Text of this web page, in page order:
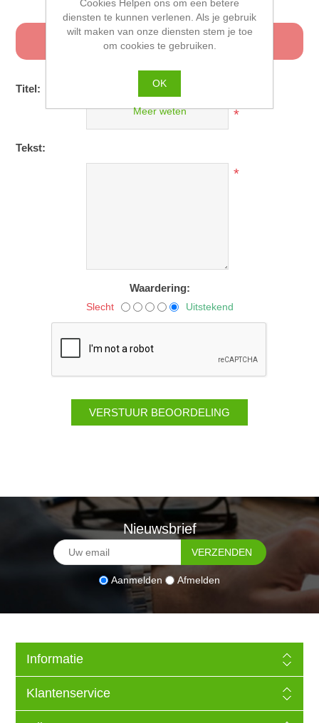
Alleen geregistreerde gebruikers kunnen een
beoordeling schrijven
Titel:
*
Tekst:
*
Waardering:
Slecht Uitstekend
Nieuwsbrief
Aanmelden Afmelden
Informatie
Klantenservice
Cookies Helpen ons om een betere
diensten te kunnen verlenen. Als je gebruik
wilt maken van onze diensten stem je toe
om cookies te gebruiken.
OK
Meer weten